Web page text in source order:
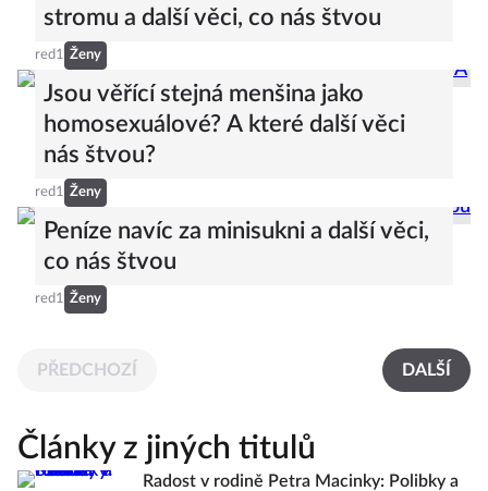
stromu a další věci, co nás štvou
red1 Ženy
Jsou věřící stejná menšina jako
homosexuálové? A které další věci
nás štvou?
red1 Ženy
Peníze navíc za minisukni a další věci,
co nás štvou
red1 Ženy
PŘEDCHOZÍ DALŠÍ
Články z jiných titulů
Radost v rodině Petra Macinky: Polibky a